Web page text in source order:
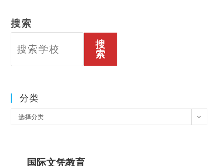
搜索
搜
索
分类
类
选择分类
国际文凭教育